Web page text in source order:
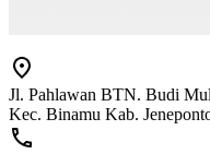
Jl. Pahlawan BTN. Budi
Kec. Binamu Kab.